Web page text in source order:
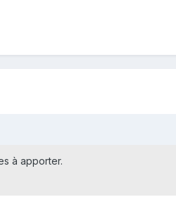
à apporter.